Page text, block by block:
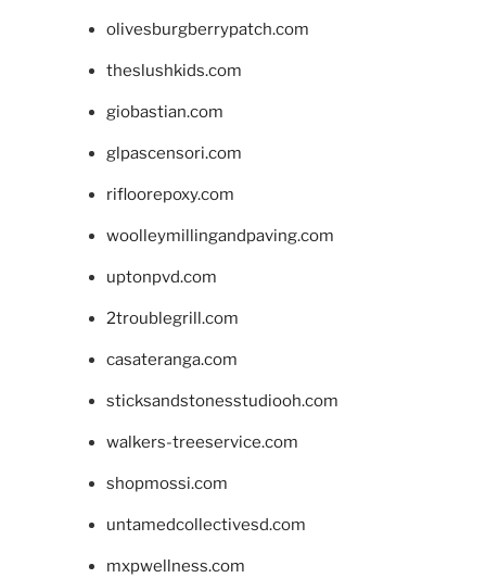
olivesburgberrypatch.com
theslushkids.com
giobastian.com
glpascensori.com
rifloorepoxy.com
woolleymillingandpaving.com
uptonpvd.com
2troublegrill.com
casateranga.com
sticksandstonesstudiooh.com
walkers-treeservice.com
shopmossi.com
untamedcollectivesd.com
mxpwellness.com